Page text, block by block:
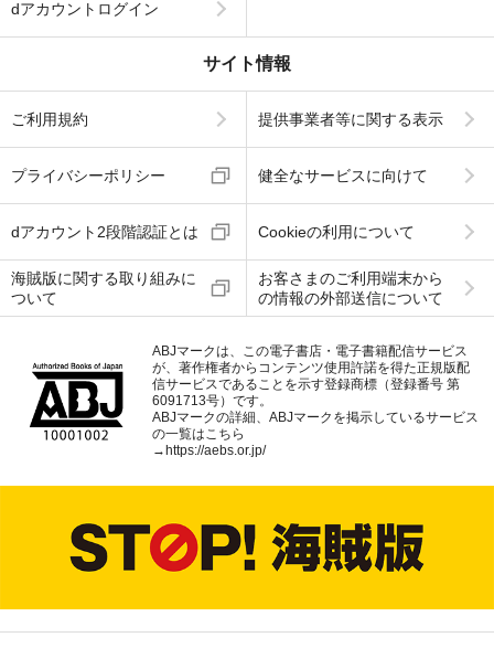
dアカウントログイン
サイト情報
ご利用規約 提供事業者等に関する表示
プライバシーポリシー 健全なサービスに向けて
dアカウント2段階認証とは Cookieの利用について
海賊版に関する取り組みに
ついて
お客さまのご利用端末から
の情報の外部送信について
ABJマークは、この電子書店・電子書籍配信サービス
が、著作権者からコンテンツ使用許諾を得た正規版配
信サービスであることを示す登録商標（登録番号 第
6091713号）です。
ABJマークの詳細、ABJマークを掲示しているサービス
の一覧はこちら
→ https://aebs.or.jp/